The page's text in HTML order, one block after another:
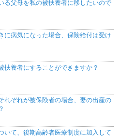
る父母を私の被扶養者に移したいので
に病気になった場合、保険給付は受け
扶養者にすることができますか？
れぞれが被保険者の場合、妻の出産の
いて、後期高齢者医療制度に加入して